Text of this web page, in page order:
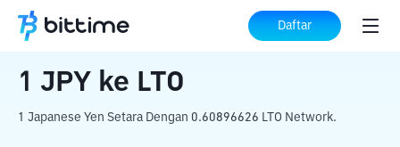
Daftar
Beranda Konverter Kripto ke LTO
1 JPY ke LTO
1 Japanese Yen Setara Dengan 0.60896626 LTO Network.